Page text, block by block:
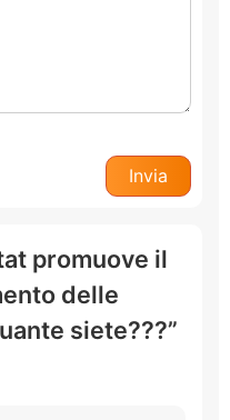
promuove il
delle
siete???”